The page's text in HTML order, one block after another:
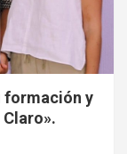
formación y